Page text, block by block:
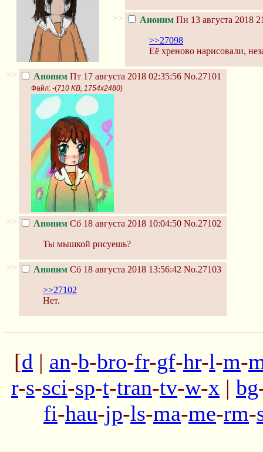
>> Аноним Пн 13 августа 2018
>>27098
Её хреново нарисовали,
>> Аноним Пт 17 августа 2018 02:35:56 No.27101
Файл: -(710 KB, 1754x2480)
>> Аноним Сб 18 августа 2018 10:04:50 No.27102
Ты мышкой рисуешь?
>> Аноним Сб 18 августа 2018 13:56:42 No.27103
>>27102
Нет.
[d | an-b-bro-fr-gf-hr-l-m-
r-s-sci-sp-t-tran-tv-w-x | bg
fi-hau-jp-ls-ma-me-rm-